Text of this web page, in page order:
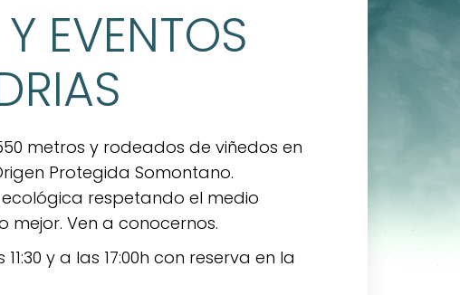
EVENTOS
metros y rodeados de viñedos en
Protegida Somontano.
respetando el medio
Ven a conocernos.
y a las 17:00h con reserva en la